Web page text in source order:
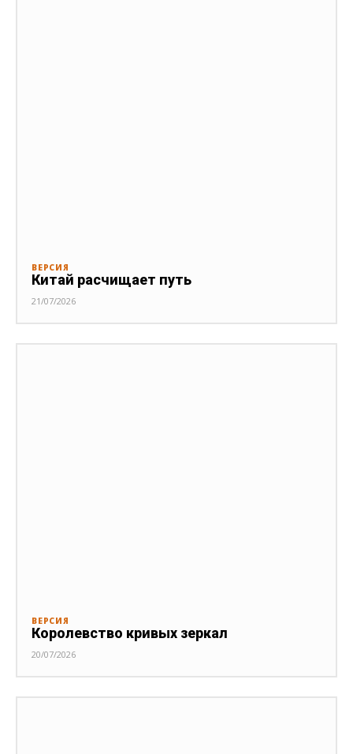
ВЕРСИЯ
Китай расчищает путь
21/07/2026
ВЕРСИЯ
Королевство кривых зеркал
20/07/2026